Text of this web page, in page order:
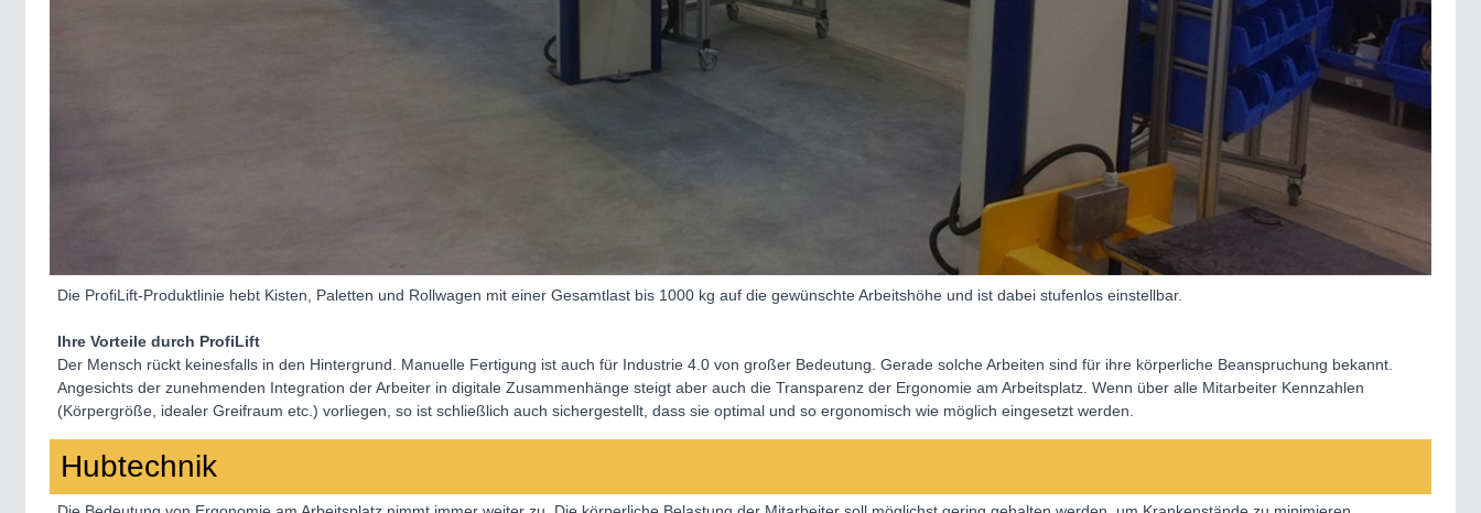
Die ProfiLift-Produktlinie hebt Kisten, Paletten und Rollwagen mit einer Gesamtlast bis 1000 kg auf die gewünschte Arbeitshöhe und ist dabei stufenlos einstellbar.
Ihre Vorteile durch ProfiLift
Der Mensch rückt keinesfalls in den Hintergrund. Manuelle Fertigung ist auch für Industrie 4.0 von großer Bedeutung. Gerade solche Arbeiten sind für ihre körperliche Beanspruchung bekannt.
Angesichts der zunehmenden Integration der Arbeiter in digitale Zusammenhänge steigt aber auch die Transparenz der Ergonomie am Arbeitsplatz. Wenn über alle Mitarbeiter Kennzahlen
(Körpergröße, idealer Greifraum etc.) vorliegen, so ist schließlich auch sichergestellt, dass sie optimal und so ergonomisch wie möglich eingesetzt werden.
Hubtechnik